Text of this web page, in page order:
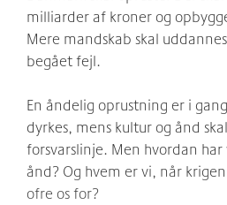
milliarder af kroner og
Mere mandskab skal
begået fejl.
En åndelig oprustning er i
dyrkes, mens kultur og ånd
forsvarslinje. Men hvordan
ånd? Og hvem er vi, når
ofre os for?